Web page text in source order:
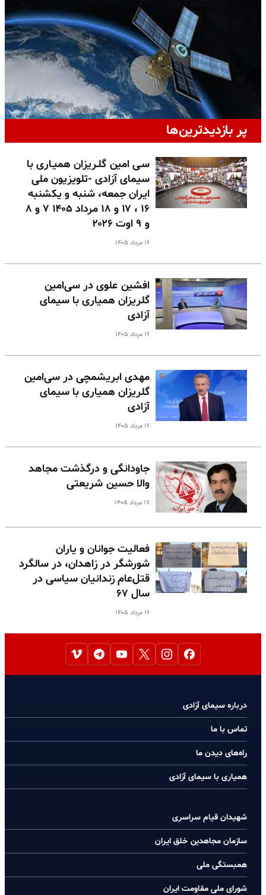
پر بازدیدترین‌ها
سـی امین گلـریزان همیـاری با
سیمای آزادی -تلویزیون ملی
ایران جمعه، شنبه و یکشنبه
۱۶ ، ۱۷ و ۱۸ مرداد ۱۴۰۵ ۷ و ۸
و ۹ اوت ۲۰۲۶
۱۶ مرداد ۱۴۰۵
افشین علوی در سی‌امین
گلریزان همیاری با سیمای
آزادی
۱۶ مرداد ۱۴۰۵
مهدی ابریشمچی در سی‌امین
گلریزان همیاری با سیمای
آزادی
۱۶ مرداد ۱۴۰۵
جاودانگی و درگذشت مجاهد
والا حسین شریعتی
۱۷ مرداد ۱۴۰۵
فعالیت جوانان و یاران
شورشگر در زاهدان، در سالگرد
قتل‌عام زندانیان سیاسی در
سال ۶۷
۱۶ مرداد ۱۴۰۵
درباره سیمای آزادی
تماس با ما
راه‌های دیدن ما
همیاری با سیمای آزادی
شهیدان قیام سراسری
سازمان مجاهدین خلق ایران
همبستگی ملی
شورای ملی مقاومت ایران